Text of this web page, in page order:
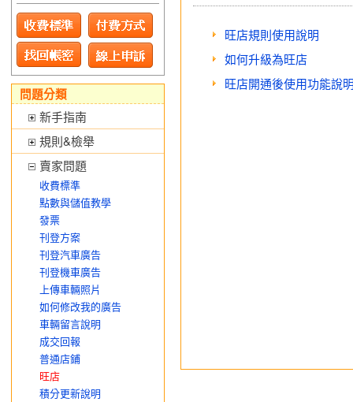
旺店規則使用說明
如何升級為旺店
旺店開通後使用功能說
問題分類
新手指南
規則&檢舉
賣家問題
收費標準
點數與儲值教學
發票
刊登方案
刊登汽車廣告
刊登機車廣告
上傳車輛照片
如何修改我的廣告
車輛留言說明
成交回報
普通店鋪
旺店
積分更新說明